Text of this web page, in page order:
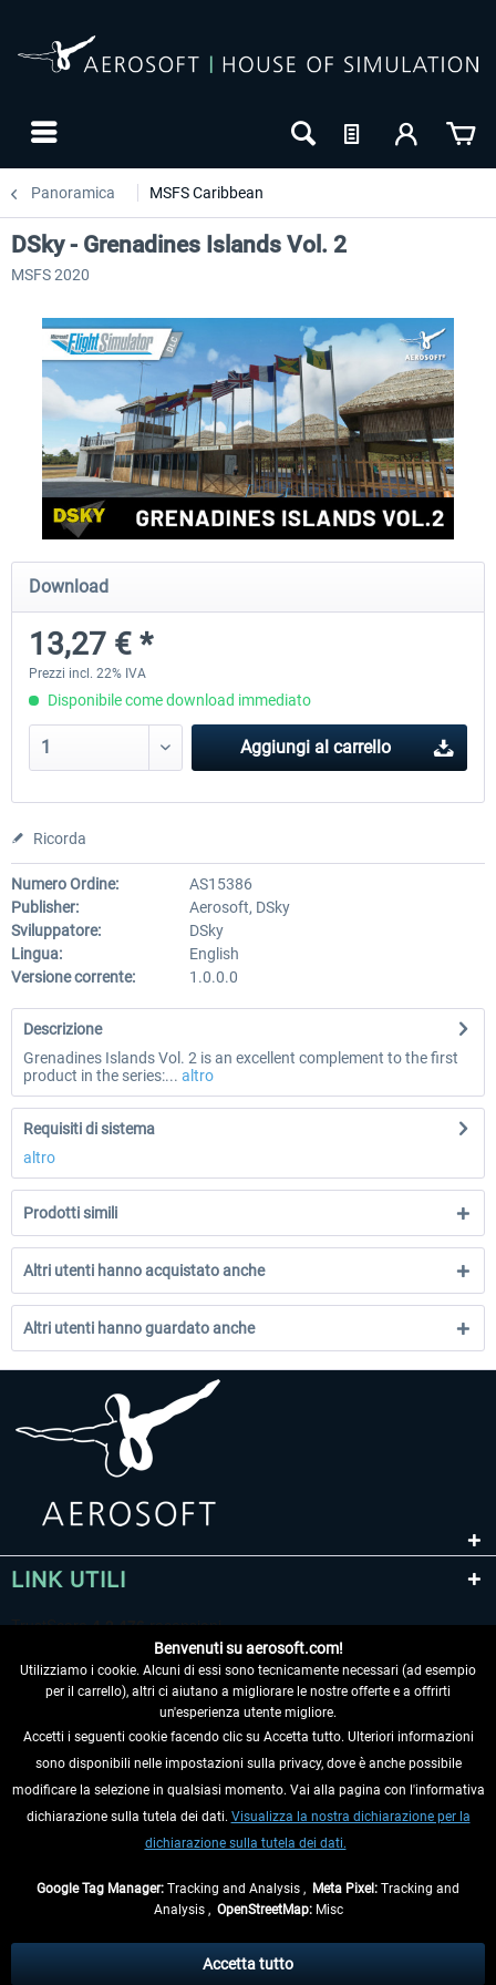
Panoramica MSFS Caribbean
FSDG - St Lucia TLPC MSFS
12,20 € *
DSky - Grenadines Islands Vol. 2
MSFS 2020
Download
13,27 € *
Prezzi incl. 22% IVA
Disponibile come download immediato
Aggiungi al carrello
Ricorda
Numero Ordine:
AS15386
Publisher:
Aerosoft, DSky
Sviluppatore:
DSky
Lingua:
English
Versione corrente:
1.0.0.0
Descrizione
Grenadines Islands Vol. 2 is an excellent complement to the first
product in the series:... altro
Requisiti di sistema
altro
Prodotti simili
Altri utenti hanno acquistato anche
Altri utenti hanno guardato anche
LINK UTILI
RECEDERE DAL CONTRATTO
INFORMAZIONI
eventualmente le spese di spedizione, se non diversamente descritto.
Benvenuti su aerosoft.com!
Utilizziamo i cookie. Alcuni di essi sono tecnicamente necessari (ad esempio
per il carrello), altri ci aiutano a migliorare le nostre offerte e a offrirti
un'esperienza utente migliore.
Accetti i seguenti cookie facendo clic su Accetta tutto. Ulteriori informazioni
sono disponibili nelle impostazioni sulla privacy, dove è anche possibile
modificare la selezione in qualsiasi momento. Vai alla pagina con l'informativa
dichiarazione sulla tutela dei dati. Visualizza la nostra dichiarazione per la
dichiarazione sulla tutela dei dati.
Google Tag Manager: Tracking and Analysis , Meta Pixel: Tracking and
Analysis , OpenStreetMap:Misc
Accetta tutto